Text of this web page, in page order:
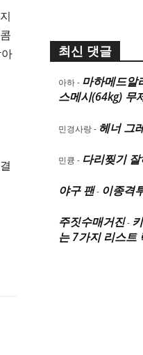
최신 댓글
아하- 마하메드알
스메시(64kg) 무
민경사랑- 헤너 그
민큥 - 다리찢기
야구 팬- 이종격
주짓수매거진-
는 7가지 리스트